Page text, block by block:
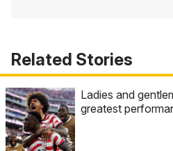
Related Stories
Ladies and
greatest